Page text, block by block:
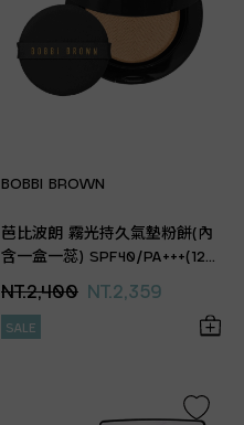
BOBBI BROWN
芭比波朗 霧光持久氣墊粉餅(內
含一盒一蕊) SPF40/PA+++(12g)
NT.2,400 NT.2,359
SALE